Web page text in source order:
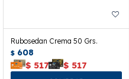
Rubosedan Crema 50 Grs.
$ 608
$ 517 $ 517